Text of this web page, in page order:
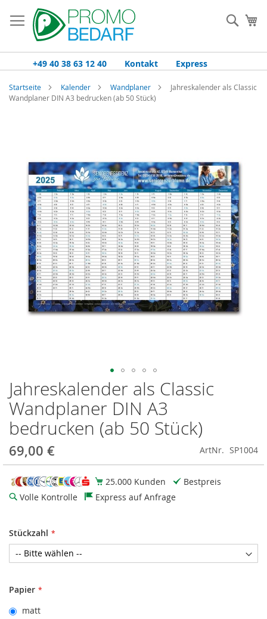
Inhalt
springen
+49 40 38 63 12 40 Kontakt Express
Startseite Kalender Wandplaner
Jahreskalender als Classic
Wandplaner DIN A3 bedrucken (ab 50 Stück)
Jahreskalender als Classic
Wandplaner DIN A3
bedrucken (ab 50 Stück)
69,00 € ArtNr. SP1004
25.000 Kunden
Bestpreis
Volle Kontrolle
Express auf Anfrage
Stückzahl
Papier
matt
springen
Zum
Anfang
der
Bildgalerie
springen